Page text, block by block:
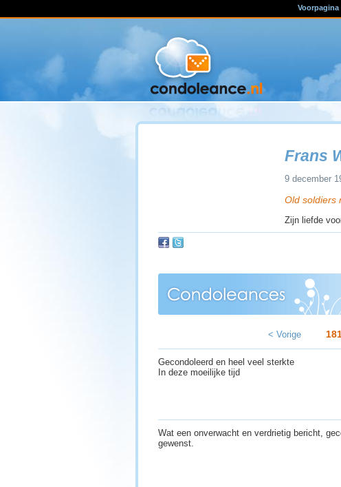
Voorpagina
Frans
9 december
Old soldiers
Zijn liefde
< Vorige
Gecondoleerd en heel veel sterkte
In deze moeilijke tijd
Wat een onverwacht en verdrietig bericht,
gewenst.